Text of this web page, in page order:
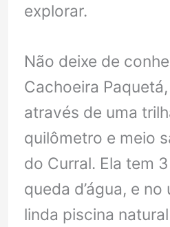
explorar.
Não deixe de
Cachoeira
através de uma
quilômetro e meio
do Curral. Ela tem
queda d’água, e
linda piscina